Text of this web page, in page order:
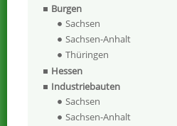
Burgen
Sachsen
Sachsen-Anhalt
Thüringen
Hessen
Industriebauten
Sachsen
Sachsen-Anhalt